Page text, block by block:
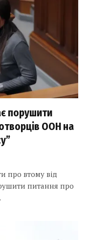
порушити
ООН на
про втому від
питання про